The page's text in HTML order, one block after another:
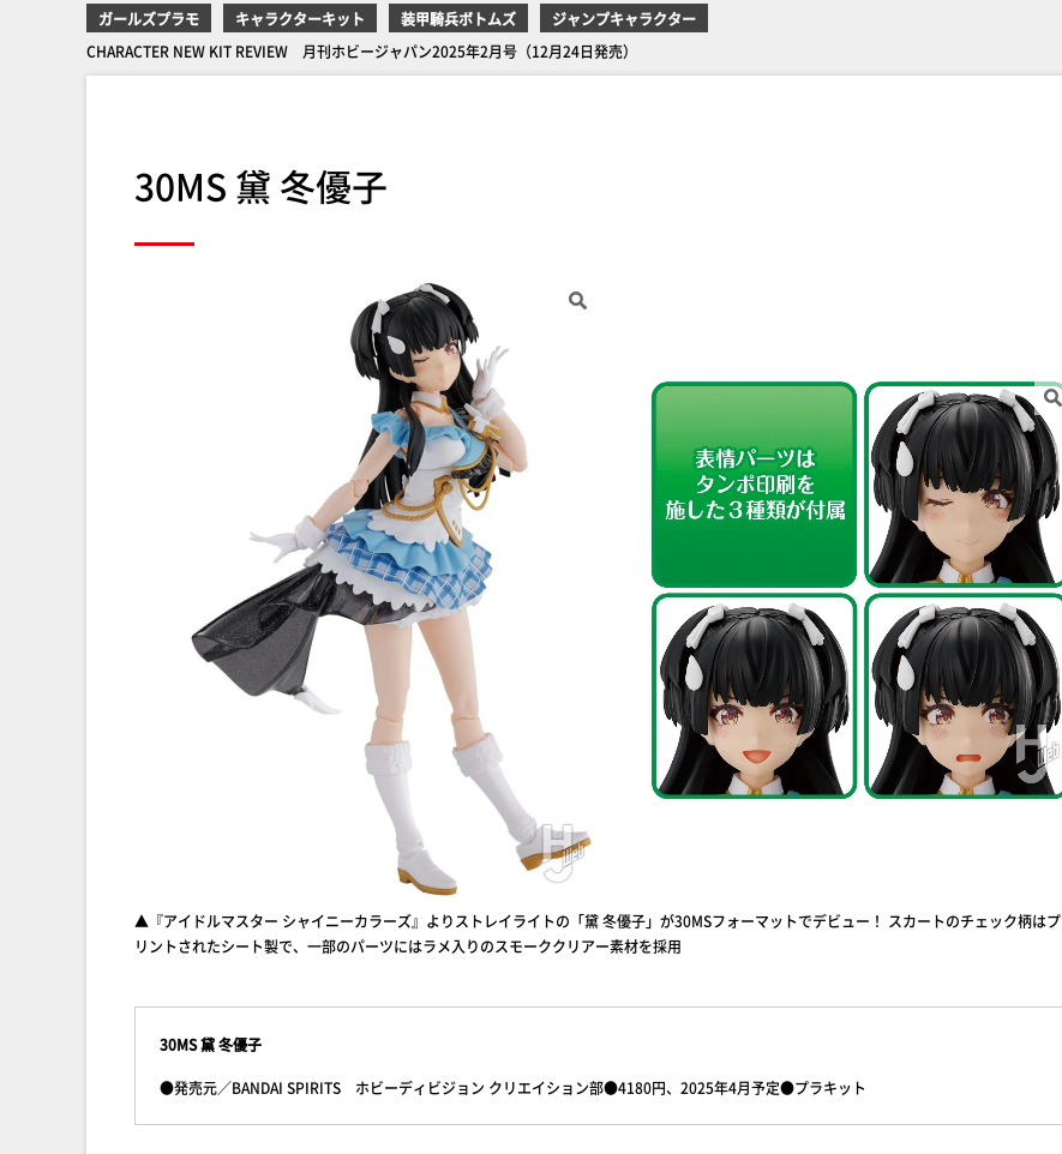
ガールズプラモ
キャラクターキット 装甲騎兵ボトムズ
ジャンプキャラクター
CHARACTER NEW KIT REVIEW 月刊ホビージャパン2025年2月号（12月24日発売）
30MS 黛 冬優子
▲『アイドルマスター シャイニーカラーズ』よりストレイライトの「黛 冬優子」が30MSフォーマットでデビュー！ スカートのチェック柄はプ
リントされたシート製で、一部のパーツにはラメ入りのスモーククリアー素材を採用
30MS 黛 冬優子
●発売元／BANDAI SPIRITS ホビーディビジョン クリエイション部●4180円、2025年4月予定●プラキット